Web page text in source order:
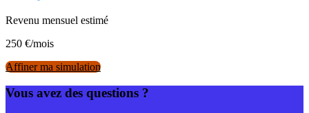
Revenu mensuel estimé
250 €/mois
Affiner ma simulation
Vous avez des questions ?